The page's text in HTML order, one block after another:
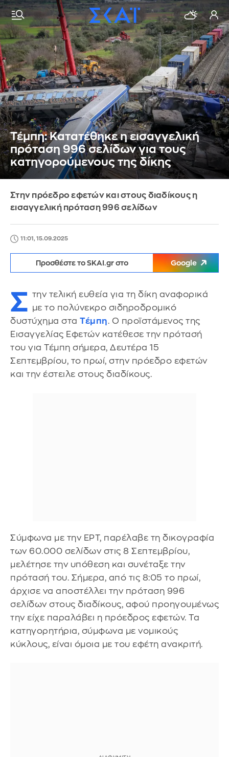
Τέμπη: Κατατέθηκε η εισαγγελική
πρόταση 996 σελίδων για τους
κατηγορούμενους της δίκης
Στην πρόεδρο εφετών και στους διαδίκους η
εισαγγελική πρόταση 996 σελίδων
11:01, 15.09.2025
Προσθέστε το SKAI.gr στο Google
Σ την τελική ευθεία για τη δίκη αναφορικά
με το πολύνεκρο σιδηροδρομικό
δυστύχημα στα Τέμπη. Ο προϊστάμενος της
Εισαγγελίας Εφετών κατέθεσε την πρότασή
του για Τέμπη σήμερα, Δευτέρα 15
Σεπτεμβρίου, το πρωί, στην πρόεδρο εφετών
και την έστειλε στους διαδίκους.
Σύμφωνα με την ΕΡΤ, παρέλαβε τη δικογραφία
των 60.000 σελίδων στις 8 Σεπτεμβρίου,
μελέτησε την υπόθεση και συνέταξε την
πρότασή του. Σήμερα, από τις 8:05 το πρωί,
άρχισε να αποστέλλει την πρόταση 996
σελίδων στους διαδίκους, αφού προηγουμένως
την είχε παραλάβει η πρόεδρος εφετών. Τα
κατηγορητήρια, σύμφωνα με νομικούς
κύκλους, είναι όμοια με του εφέτη ανακριτή.